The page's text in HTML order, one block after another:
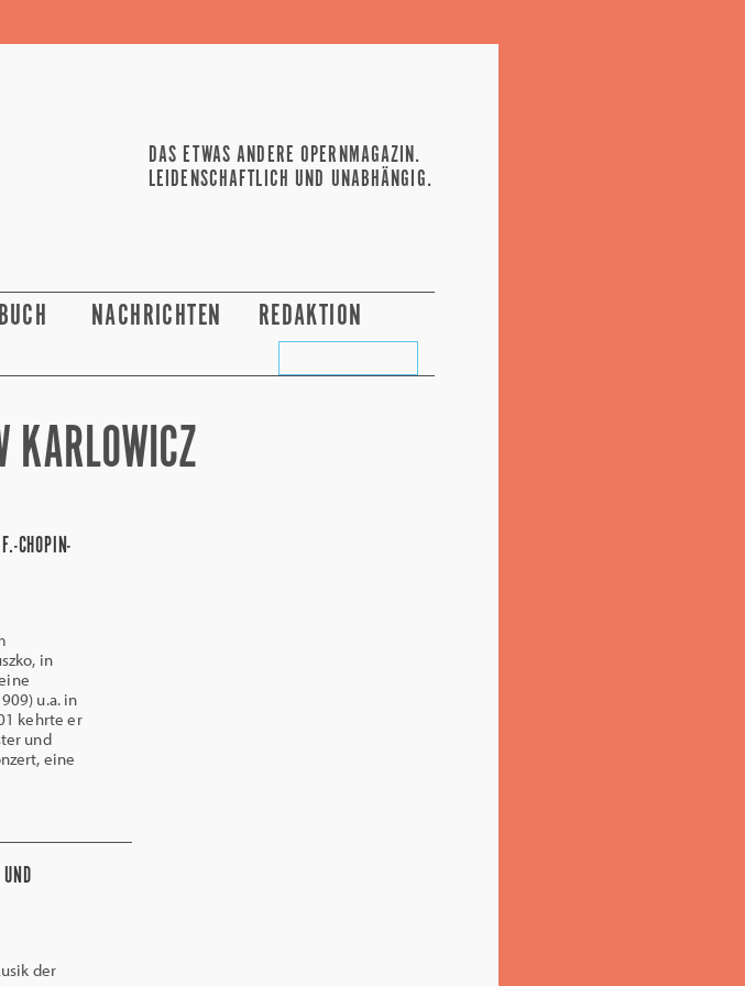
DAS ETWAS ANDERE OPERNMAGAZIN.
LEIDENSCHAFTLICH UND UNABHÄNGIG.
BUCH NACHRICHTEN REDAKTION
KARLOWICZ
CHOPIN-
in
u.a. in
kehrte er
und
eine
der